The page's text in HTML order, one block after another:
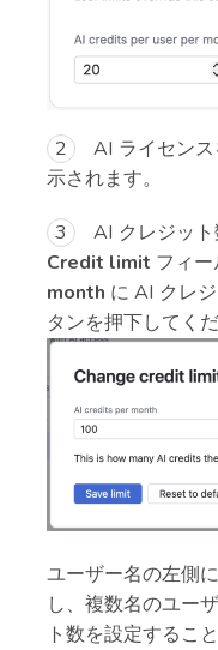
AI ライセン
示されます。
AI クレジッ
Credit limit フィ
month に AI クレ
タンを押下してくだ
ユーザー名の左側
し、複数名のユー
ト数を設定するこ